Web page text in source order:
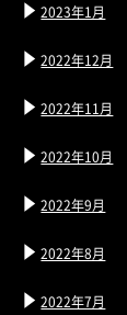
2023年1月
2022年12月
2022年11月
2022年10月
2022年9月
2022年8月
2022年7月